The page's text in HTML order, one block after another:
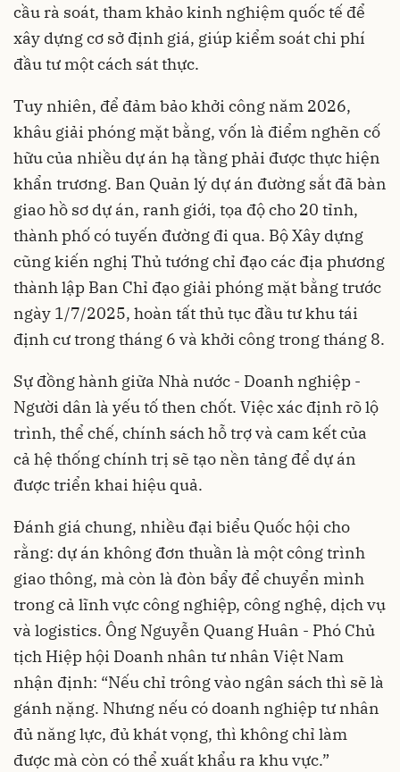
cầu rà soát, tham khảo kinh nghiệm quốc tế để
xây dựng cơ sở định giá, giúp kiểm soát chi phí
đầu tư một cách sát thực.
Tuy nhiên, để đảm bảo khởi công năm 2026,
khâu giải phóng mặt bằng, vốn là điểm nghẽn cố
hữu của nhiều dự án hạ tầng phải được thực hiện
khẩn trương. Ban Quản lý dự án đường sắt đã bàn
giao hồ sơ dự án, ranh giới, tọa độ cho 20 tỉnh,
thành phố có tuyến đường đi qua. Bộ Xây dựng
cũng kiến nghị Thủ tướng chỉ đạo các địa phương
thành lập Ban Chỉ đạo giải phóng mặt bằng trước
ngày 1/7/2025, hoàn tất thủ tục đầu tư khu tái
định cư trong tháng 6 và khởi công trong tháng 8.
Sự đồng hành giữa Nhà nước - Doanh nghiệp -
Người dân là yếu tố then chốt. Việc xác định rõ lộ
trình, thể chế, chính sách hỗ trợ và cam kết của
cả hệ thống chính trị sẽ tạo nền tảng để dự án
được triển khai hiệu quả.
Đánh giá chung, nhiều đại biểu Quốc hội cho
rằng: dự án không đơn thuần là một công trình
giao thông, mà còn là đòn bẩy để chuyển mình
trong cả lĩnh vực công nghiệp, công nghệ, dịch vụ
và logistics. Ông Nguyễn Quang Huân - Phó Chủ
tịch Hiệp hội Doanh nhân tư nhân Việt Nam
nhận định: “Nếu chỉ trông vào ngân sách thì sẽ là
gánh nặng. Nhưng nếu có doanh nghiệp tư nhân
đủ năng lực, đủ khát vọng, thì không chỉ làm
được mà còn có thể xuất khẩu ra khu vực.”